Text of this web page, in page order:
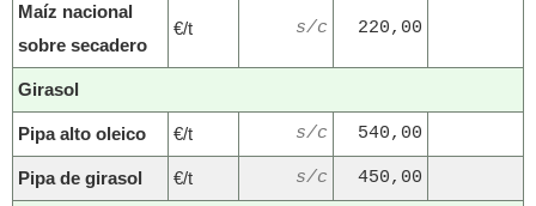
Maíz nacional
sobre secadero
€/t s/c 220,00
Girasol
Pipa alto oleico €/t s/c 540,00
Pipa de girasol €/t s/c 450,00